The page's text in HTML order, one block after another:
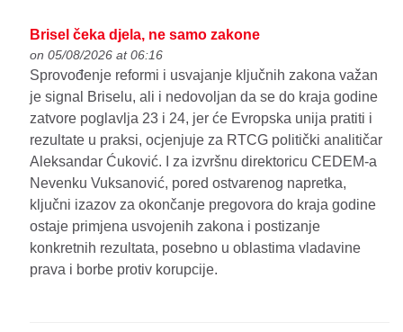
Brisel čeka djela, ne samo zakone
on 05/08/2026 at 06:16
Sprovođenje reformi i usvajanje ključnih zakona važan
je signal Briselu, ali i nedovoljan da se do kraja godine
zatvore poglavlja 23 i 24, jer će Evropska unija pratiti i
rezultate u praksi, ocjenjuje za RTCG politički analitičar
Aleksandar Ćuković. I za izvršnu direktoricu CEDEM-a
Nevenku Vuksanović, pored ostvarenog napretka,
ključni izazov za okončanje pregovora do kraja godine
ostaje primjena usvojenih zakona i postizanje
konkretnih rezultata, posebno u oblastima vladavine
prava i borbe protiv korupcije.